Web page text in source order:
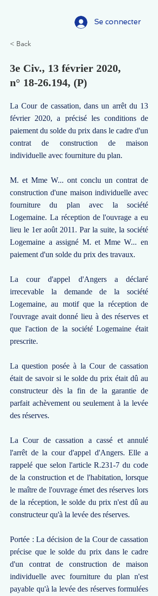
Se connecter
< Back
3e Civ., 13 février 2020,
n° 18-26.194, (P)
La Cour de cassation, dans un arrêt du 13
février 2020, a précisé les conditions de
paiement du solde du prix dans le cadre d'un
contrat de construction de maison
individuelle avec fourniture du plan.
M. et Mme W... ont conclu un contrat de
construction d'une maison individuelle avec
fourniture du plan avec la société
Logemaine. La réception de l'ouvrage a eu
lieu le 1er août 2011. Par la suite, la société
Logemaine a assigné M. et Mme W... en
paiement d'un solde du prix des travaux.
La cour d'appel d'Angers a déclaré
irrecevable la demande de la société
Logemaine, au motif que la réception de
l'ouvrage avait donné lieu à des réserves et
que l'action de la société Logemaine était
prescrite.
La question posée à la Cour de cassation
était de savoir si le solde du prix était dû au
constructeur dès la fin de la garantie de
parfait achèvement ou seulement à la levée
des réserves.
La Cour de cassation a cassé et annulé
l'arrêt de la cour d'appel d'Angers. Elle a
rappelé que selon l'article R.231-7 du code
de la construction et de l'habitation, lorsque
le maître de l'ouvrage émet des réserves lors
de la réception, le solde du prix n'est dû au
constructeur qu'à la levée des réserves.
Portée : La décision de la Cour de cassation
précise que le solde du prix dans le cadre
d'un contrat de construction de maison
individuelle avec fourniture du plan n'est
payable qu'à la levée des réserves formulées